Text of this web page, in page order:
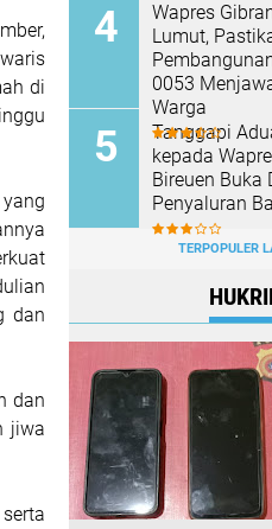
di
dan
dan
jiwa
Wapres
Lumut,
0053
Warga
Tanggapi
kepada
Bireuen Buka
Penyaluran
TERPOPULER